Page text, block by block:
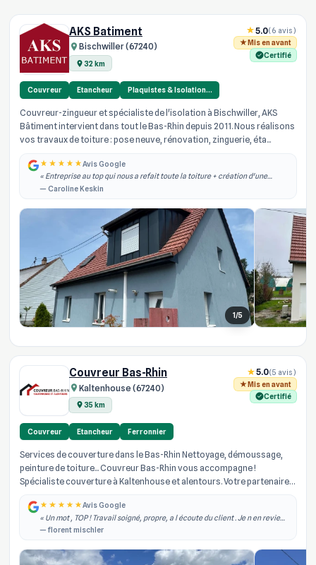
AKS Batiment
Bischwiller (67240)
32 km
5.0(6 avis)
Mis en avant
Certifié
Couvreur Etancheur Plaquistes & Isolation…
Couvreur-zingueur et spécialiste de l'isolation à Bischwiller, AKS
Bâtiment intervient dans tout le Bas-Rhin depuis 2011. Nous réalisons
vos travaux de toiture : pose neuve, rénovation, zinguerie, éta...
Avis Google
« Entreprise au top qui nous a refait toute la toiture + création d'une
lucarne. Equipe à l'écoute, travail professionnel et soigné ! Je
— Caroline Keskin
1/5
Couvreur Bas-Rhin
Kaltenhouse (67240)
35 km
5.0(5 avis)
Mis en avant
Certifié
Couvreur Etancheur Ferronnier
Services de couverture dans le Bas-Rhin Nettoyage, démoussage,
peinture de toiture... Couvreur Bas-Rhin vous accompagne !
Spécialiste couverture à Kaltenhouse et alentours. Votre partenaire
Avis Google
« Un mot , TOP ! Travail soigné, propre, a l écoute du client . Je n en reviens
toujours pas du travail effectué sur ma toiture. Je recommande vivement
— florent mischler